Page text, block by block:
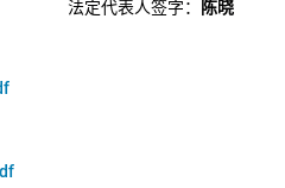
法定代表人签字： 陈晓